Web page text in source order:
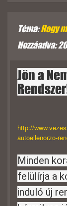
Téma:Hogy
Hozzáadva:
Jön a
http://
autoellenorzo-
Minden
felülírja a
induló új